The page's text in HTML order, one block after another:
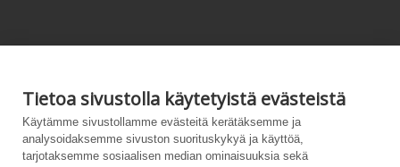
Tietoa sivustolla käytetyistä evästeistä
Käytämme sivustollamme evästeitä kerätäksemme ja
analysoidaksemme sivuston suorituskykyä ja käyttöä,
tarjotaksemme sosiaalisen median ominaisuuksia sekä
Tämän sivuston tuottamiseen on saatu rahoitusta Euroopan unionin
LIFE-ohjelmasta. Tämän sivuston sisältö edustaa ainoastaan
CANEMURE-hankkeen näkemyksiä ja EASME/EU:n komissio ei ole
vastuussa sivuston sisältämän informaation mahdollisesta käytöstä.